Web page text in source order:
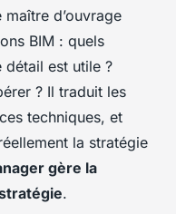
d’ouvrage
BIM : quels
détail est utile ?
? Il traduit les
techniques, et
la stratégie
gère la
.